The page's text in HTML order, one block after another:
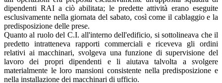
dipendenti RAI a ciò abilitata; le predette attività erano eseguite
esclusivamente nella giornata del sabato, così come il cablaggio e la
predisposizione delle prese.
Quanto al ruolo del C.I. all'interno dell'edificio, si sottolineava che il
predetto intratteneva rapporti commerciali e riceveva gli ordini
relativi ai macchinari, svolgeva una funzione di supervisione del
lavoro dei propri dipendenti e li aiutava talvolta a svolgere
materialmente le loro mansioni consistente nella predisposizione e
nella installazione dei macchinari di ufficio.